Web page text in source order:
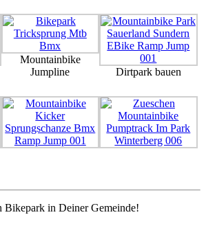
Mountainbike
Jumpline
Dirtpark bauen
Bikepark in Deiner Gemeinde!